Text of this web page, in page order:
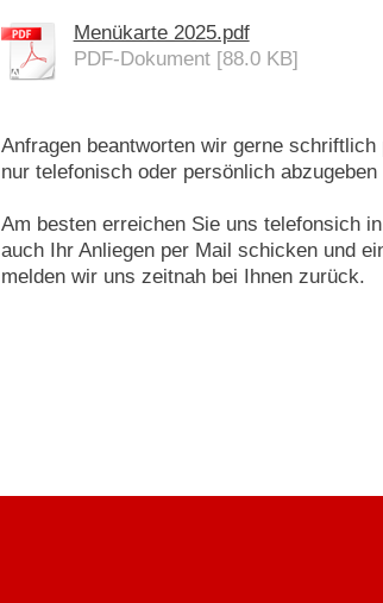
Menükarte 2025.pdf
PDF-Dokument [88.0 KB]
Anfragen beantworten wir gerne
nur telefonisch oder persönlich abzugeben
Am besten erreichen Sie uns telefonsich
auch Ihr Anliegen per Mail schicken und
melden wir uns zeitnah bei Ihnen zurück.